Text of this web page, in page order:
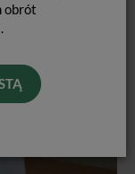
obrót